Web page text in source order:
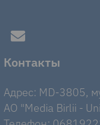
Контакты
Адрес: MD-3805,
AO "Media Birlii -